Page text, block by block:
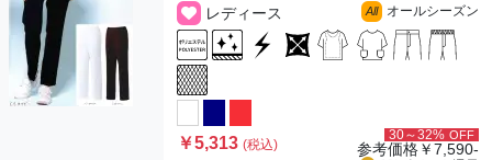
レディース
All オールシーズン
￥5,313(税込)
30～32% OFF
参考価格￥7,590-